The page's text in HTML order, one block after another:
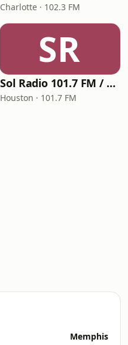
Charlotte · 102.3 FM
SR
Sol Radio 101.7 FM / 106.9 HD3
Houston · 101.7 FM
Memphis